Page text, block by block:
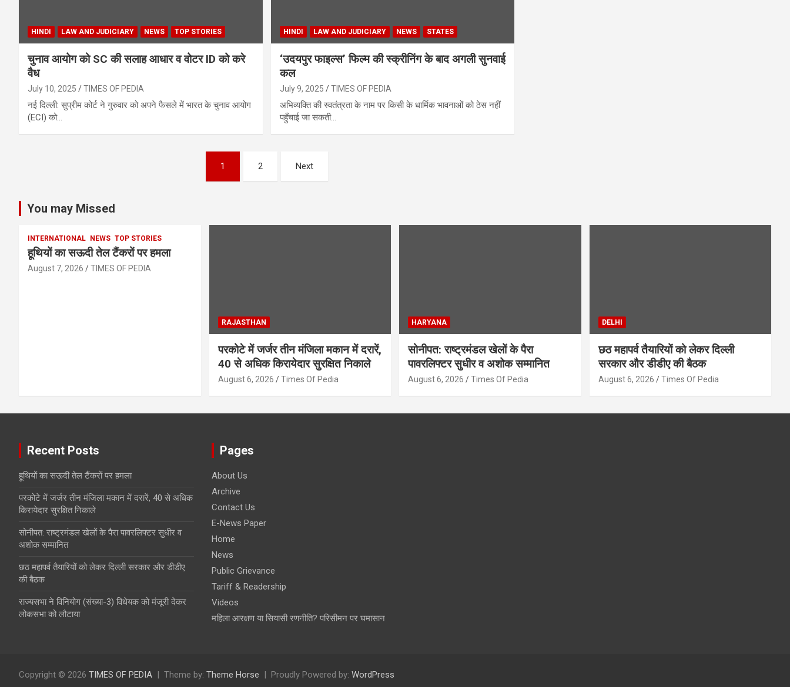
HINDI LAW AND JUDICIARY NEWS TOP STORIES
चुनाव आयोग को SC की सलाह आधार व वोटर ID को करे
वैध
July 10, 2025 TIMES OF PEDIA
नई दिल्ली: सुप्रीम कोर्ट ने गुरुवार को अपने फैसले में भारत के चुनाव आयोग
(ECI) को…
HINDI LAW AND JUDICIARY NEWS STATES
‘उदयपुर फाइल्स’ फिल्म की स्क्रीनिंग के बाद अगली सुनवाई
कल
July 9, 2025 TIMES OF PEDIA
अभिव्यक्ति की स्वतंत्रता के नाम पर किसी के धार्मिक भावनाओं को ठेस नहीं
पहुँचाई जा सकती…
1 2 Next
You may Missed
INTERNATIONAL NEWS TOP STORIES
हूथियों का सऊदी तेल टैंकरों पर हमला
August 7, 2026 TIMES OF PEDIA
RAJASTHAN
परकोटे में जर्जर तीन मंजिला मकान में दरारें,
40 से अधिक किरायेदार सुरक्षित निकाले
August 6, 2026 Times Of Pedia
HARYANA
सोनीपत: राष्ट्रमंडल खेलों के पैरा
पावरलिफ्टर सुधीर व अशोक सम्मानित
August 6, 2026 Times Of Pedia
DELHI
छठ महापर्व तैयारियों को लेकर दिल्ली
सरकार और डीडीए की बैठक
August 6, 2026 Times Of Pedia
Recent Posts
हूथियों का सऊदी तेल टैंकरों पर हमला
परकोटे में जर्जर तीन मंजिला मकान में दरारें, 40 से अधिक
किरायेदार सुरक्षित निकाले
सोनीपत: राष्ट्रमंडल खेलों के पैरा पावरलिफ्टर सुधीर व
अशोक सम्मानित
छठ महापर्व तैयारियों को लेकर दिल्ली सरकार और डीडीए
की बैठक
राज्यसभा ने विनियोग (संख्या-3) विधेयक को मंजूरी देकर
लोकसभा को लौटाया
Pages
About Us
Archive
Contact Us
E-News Paper
Home
News
Public Grievance
Tariff & Readership
Videos
महिला आरक्षण या सियासी रणनीति? परिसीमन पर घमासान
Copyright © 2026 TIMES OF PEDIA Theme by: Theme Horse Proudly Powered by: WordPress